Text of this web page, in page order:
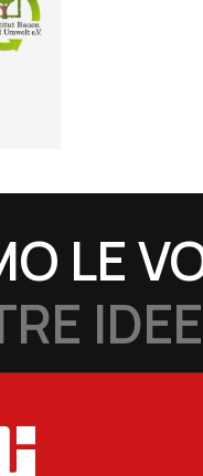
LE
IDEE